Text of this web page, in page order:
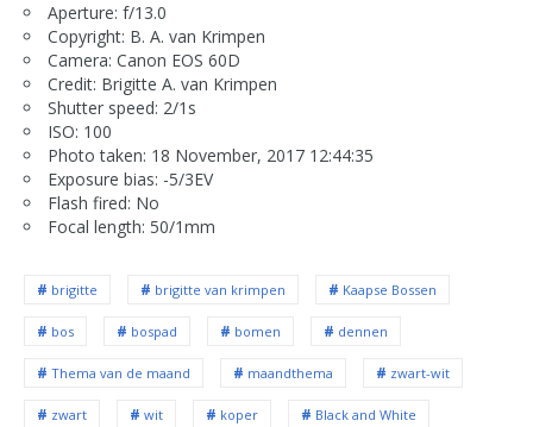
Aperture: f/13.0
Copyright: B. A. van Krimpen
Camera: Canon EOS 60D
Credit: Brigitte A. van Krimpen
Shutter speed: 2/1s
ISO: 100
Photo taken: 18 November, 2017 12:44:35
Exposure bias: -5/3EV
Flash fired: No
Focal length: 50/1mm
brigitte brigitte van krimpen Kaapse Bossen
bos bospad bomen dennen
Thema van de maand maandthema zwart-wit
zwart wit koper Black and White